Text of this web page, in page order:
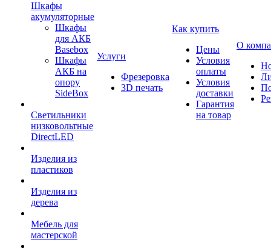
Шкафы
акумуляторные
Шкафы
для АКБ
Basebox
Шкафы
АКБ на
опору
SideBox
Светильники
низковольтные
DirectLED
Изделия из
пластиков
Изделия из
дерева
Мебель для
мастерской
Услуги
Фрезеровка
3D печать
Как купить
Цены
Условия
оплаты
Условия
доставки
Гарантия
на товар
О